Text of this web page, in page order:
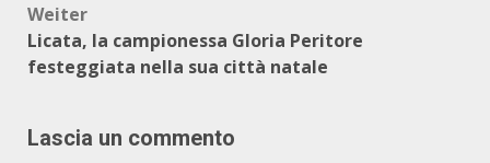
Weiter
Licata, la campionessa Gloria Peritore
festeggiata nella sua città natale
Lascia un commento